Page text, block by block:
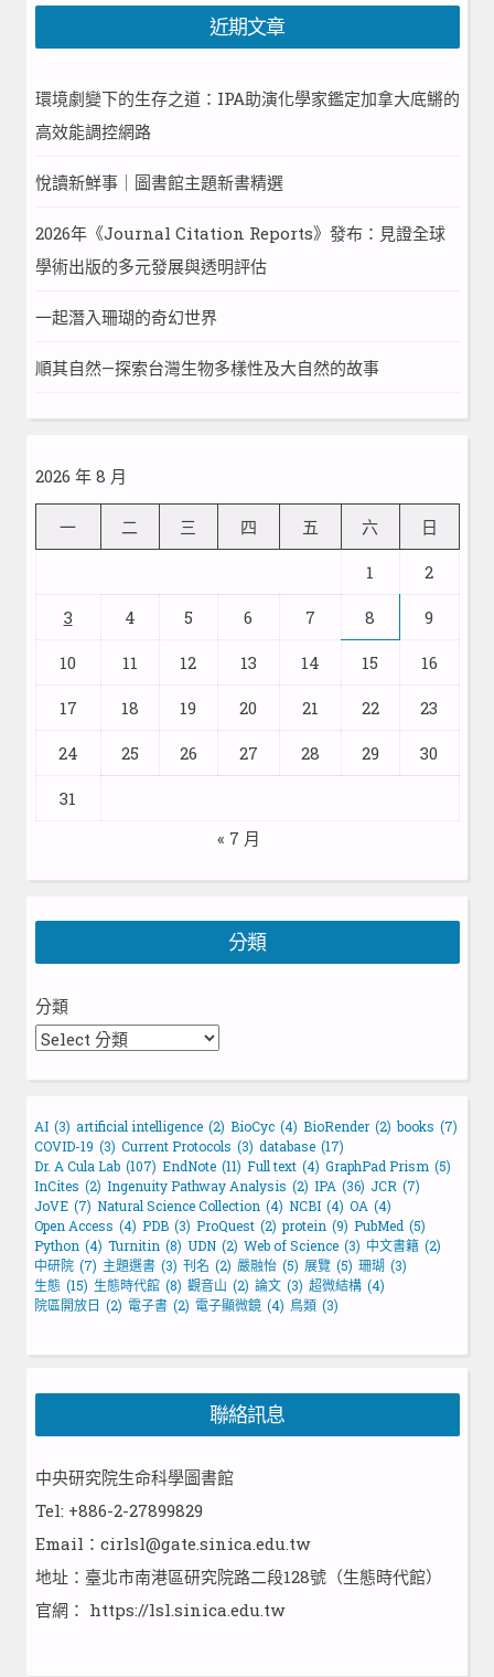
近期文章
環境劇變下的生存之道：IPA助演化學家鑑定加拿大底鱂的
高效能調控網路
悅讀新鮮事｜圖書館主題新書精選
2026年《Journal Citation Reports》發布：見證全球
學術出版的多元發展與透明評估
一起潛入珊瑚的奇幻世界
順其自然—探索台灣生物多樣性及大自然的故事
2026 年 8 月
一 二 三 四 五 六 日
1 2
3 4 5 6 7 8 9
10 11 12 13 14 15 16
17 18 19 20 21 22 23
24 25 26 27 28 29 30
31
« 7 月
分類
分類
AI (3) artificial intelligence (2) BioCyc (4) BioRender (2) books (7)
COVID-19 (3) Current Protocols (3) database (17)
Dr. A Cula Lab (107) EndNote (11) Full text (4) GraphPad Prism (5)
InCites (2) Ingenuity Pathway Analysis (2) IPA (36) JCR (7)
JoVE (7) Natural Science Collection (4) NCBI (4) OA (4)
Open Access (4) PDB (3) ProQuest (2) protein (9) PubMed (5)
Python (4) Turnitin (8) UDN (2) Web of Science (3) 中文書籍 (2)
中研院 (7) 主題選書 (3) 刊名 (2) 嚴融怡 (5) 展覽 (5) 珊瑚 (3)
生態 (15) 生態時代館 (8) 觀音山 (2) 論文 (3) 超微結構 (4)
院區開放日 (2) 電子書 (2) 電子顯微鏡 (4) 鳥類 (3)
聯絡訊息
中央研究院生命科學圖書館
Tel: +886-2-27899829
Email：cirlsl@gate.sinica.edu.tw
地址：臺北市南港區研究院路二段128號（生態時代館）
官網： https://lsl.sinica.edu.tw